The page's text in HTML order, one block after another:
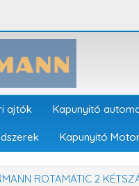
ajtók Kapunyitó
Kapunyitó
ROTAMATIC 2